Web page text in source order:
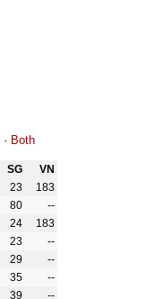
· Both
SG
VN
23
183
80
--
24
183
23
--
29
--
35
--
39
--